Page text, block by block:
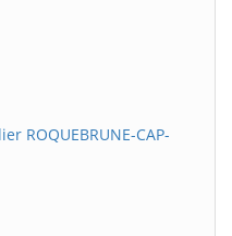
ROQUEBRUNE-CAP-